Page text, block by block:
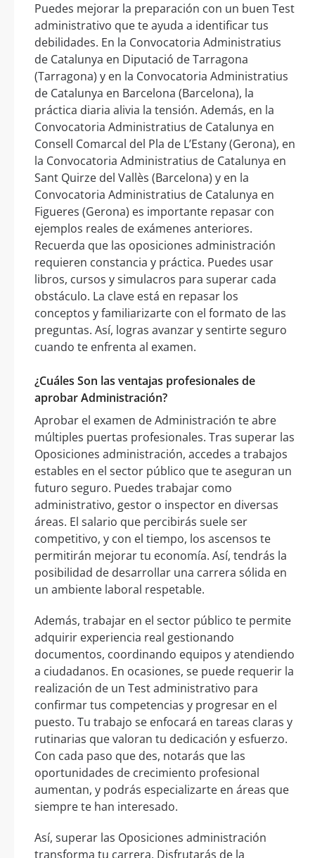
Puedes mejorar la preparación con un buen Test
administrativo que te ayuda a identificar tus
debilidades. En la Convocatoria Administratius
de Catalunya en Diputació de Tarragona
(Tarragona) y en la Convocatoria Administratius
de Catalunya en Barcelona (Barcelona), la
práctica diaria alivia la tensión. Además, en la
Convocatoria Administratius de Catalunya en
Consell Comarcal del Pla de L’Estany (Gerona), en
la Convocatoria Administratius de Catalunya en
Sant Quirze del Vallès (Barcelona) y en la
Convocatoria Administratius de Catalunya en
Figueres (Gerona) es importante repasar con
ejemplos reales de exámenes anteriores.
Recuerda que las oposiciones administración
requieren constancia y práctica. Puedes usar
libros, cursos y simulacros para superar cada
obstáculo. La clave está en repasar los
conceptos y familiarizarte con el formato de las
preguntas. Así, logras avanzar y sentirte seguro
cuando te enfrenta al examen.
¿Cuáles Son las ventajas profesionales de
aprobar Administración?
Aprobar el examen de Administración te abre
múltiples puertas profesionales. Tras superar las
Oposiciones administración, accedes a trabajos
estables en el sector público que te aseguran un
futuro seguro. Puedes trabajar como
administrativo, gestor o inspector en diversas
áreas. El salario que percibirás suele ser
competitivo, y con el tiempo, los ascensos te
permitirán mejorar tu economía. Así, tendrás la
posibilidad de desarrollar una carrera sólida en
un ambiente laboral respetable.
Además, trabajar en el sector público te permite
adquirir experiencia real gestionando
documentos, coordinando equipos y atendiendo
a ciudadanos. En ocasiones, se puede requerir la
realización de un Test administrativo para
confirmar tus competencias y progresar en el
puesto. Tu trabajo se enfocará en tareas claras y
rutinarias que valoran tu dedicación y esfuerzo.
Con cada paso que des, notarás que las
oportunidades de crecimiento profesional
aumentan, y podrás especializarte en áreas que
siempre te han interesado.
Así, superar las Oposiciones administración
transforma tu carrera. Disfrutarás de la